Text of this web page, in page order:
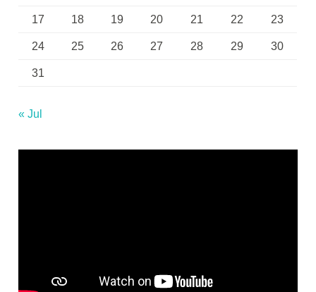
17 18 19 20 21 22 23
24 25 26 27 28 29 30
31
« Jul